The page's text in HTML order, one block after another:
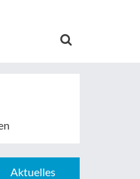
Aktuelles